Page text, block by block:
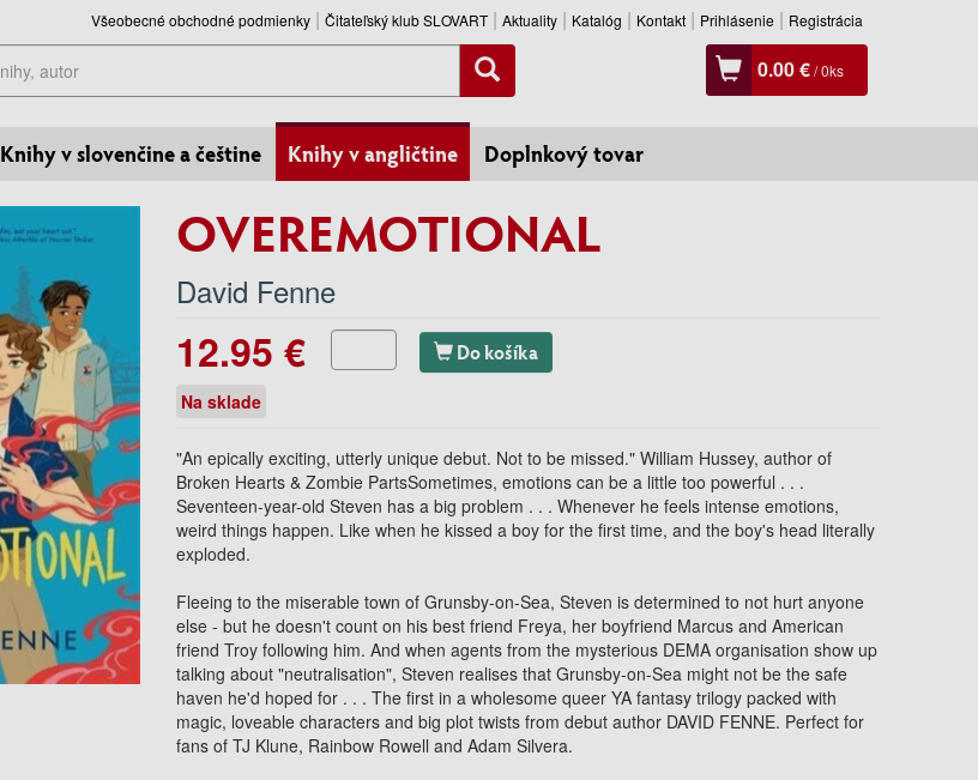
Všeobecné obchodné podmienky Čitateľský klub SLOVART Aktuality Katalóg Kontakt Prihlásenie Registrácia
0.00 €/0ks
Knihy v slovenčine a češtine Knihy v angličtine Doplnkový tovar
OVEREMOTIONAL
David Fenne
12.95 € Do košíka
Na sklade
"An epically exciting, utterly unique debut. Not to be missed." William Hussey, author of
Broken Hearts & Zombie PartsSometimes, emotions can be a little too powerful . . .
Seventeen-year-old Steven has a big problem . . . Whenever he feels intense emotions,
weird things happen. Like when he kissed a boy for the first time, and the boy's head literally
exploded.
Fleeing to the miserable town of Grunsby-on-Sea, Steven is determined to not hurt anyone
else - but he doesn't count on his best friend Freya, her boyfriend Marcus and American
friend Troy following him. And when agents from the mysterious DEMA organisation show up
talking about "neutralisation", Steven realises that Grunsby-on-Sea might not be the safe
haven he'd hoped for . . . The first in a wholesome queer YA fantasy trilogy packed with
magic, loveable characters and big plot twists from debut author DAVID FENNE. Perfect for
fans of TJ Klune, Rainbow Rowell and Adam Silvera.